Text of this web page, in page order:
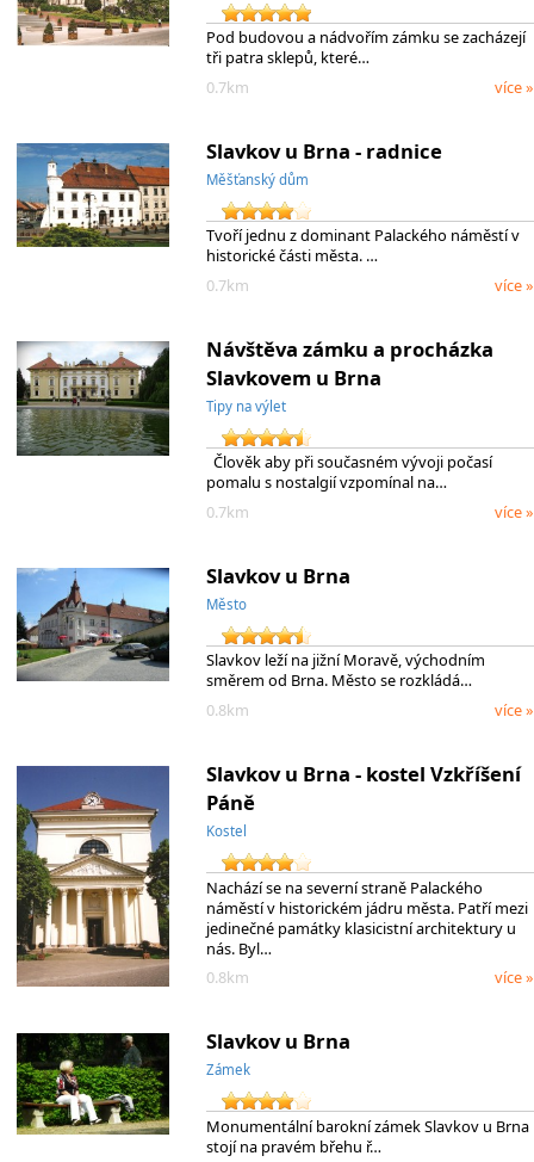
Pod budovou a nádvořím zámku se zacházejí
tři patra sklepů, které…
0.7km
více »
Slavkov u Brna - radnice
Měšťanský dům
Tvoří jednu z dominant Palackého náměstí v
historické části města. …
0.7km
více »
Návštěva zámku a procházka
Slavkovem u Brna
Tipy na výlet
Člověk aby při současném vývoji počasí
pomalu s nostalgií vzpomínal na…
0.7km
více »
Slavkov u Brna
Město
Slavkov leží na jižní Moravě, východním
směrem od Brna. Město se rozkládá…
0.8km
více »
Slavkov u Brna - kostel Vzkříšení
Páně
Kostel
Nachází se na severní straně Palackého
náměstí v historickém jádru města. Patří mezi
jedinečné památky klasicistní architektury u
nás. Byl…
0.8km
více »
Slavkov u Brna
Zámek
Monumentální barokní zámek Slavkov u Brna
stojí na pravém břehu ř…